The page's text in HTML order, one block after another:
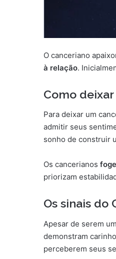
O canceriano
à relação.
Como
Para deixar um
admitir seus
sonho de construir
Os cancerianos
priorizam
Os sinais do
Apesar de serem
demonstram
perceberem seus